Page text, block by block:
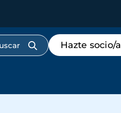
Menú
de
destacados
Hazte socio/a